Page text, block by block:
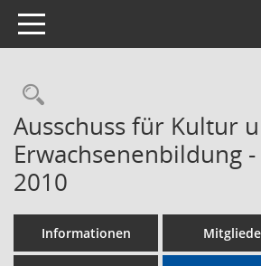
Toggle navigation
Rechercheauswahl
Ausschuss für Kultur
Erwachsenenbildung
2010
Informationen